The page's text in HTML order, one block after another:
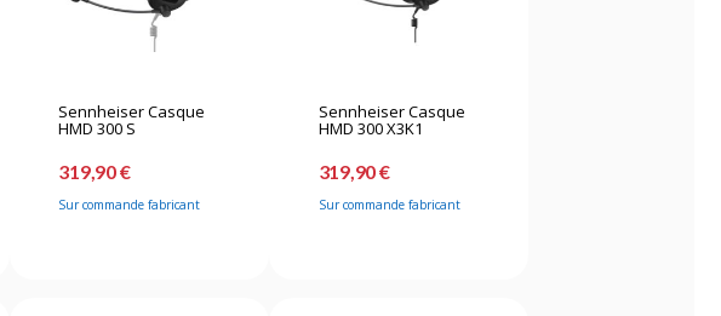
Sennheiser Casque
HMD 300 S
319,90 €
Sur commande fabricant
Sennheiser Casque
HMD 300 X3K1
319,90 €
Sur commande fabricant